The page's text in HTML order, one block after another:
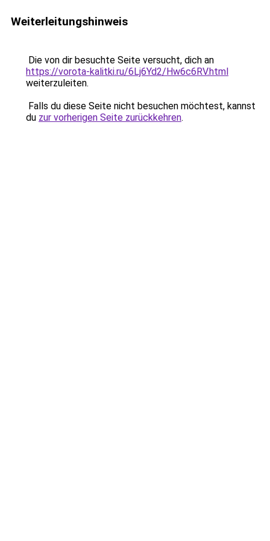
Weiterleitungshinweis
Die von dir besuchte Seite versucht, dich an
https://vorota-kalitki.ru/6Lj6Yd2/Hw6c6RV.html
weiterzuleiten.
Falls du diese Seite nicht besuchen möchtest, kannst
du zur vorherigen Seite zurückkehren.